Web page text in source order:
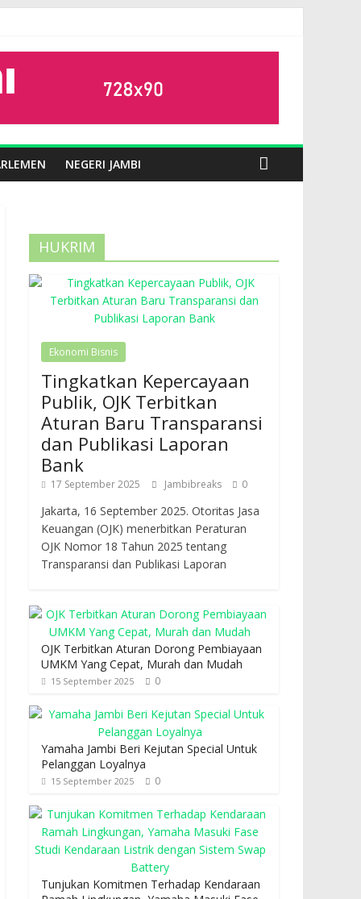
NEGERI JAMBI
HUKRIM
Ekonomi Bisnis
Tingkatkan Kepercayaan
Publik, OJK Terbitkan
Aturan Baru Transparansi
dan Publikasi Laporan
Bank
17 September 2025 Jambibreaks 0
Jakarta, 16 September 2025. Otoritas Jasa
Keuangan (OJK) menerbitkan Peraturan
OJK Nomor 18 Tahun 2025 tentang
Transparansi dan Publikasi Laporan
OJK Terbitkan Aturan Dorong Pembiayaan
UMKM Yang Cepat, Murah dan Mudah
15 September 2025 0
Yamaha Jambi Beri Kejutan Special Untuk
Pelanggan Loyalnya
15 September 2025 0
Tunjukan Komitmen Terhadap Kendaraan